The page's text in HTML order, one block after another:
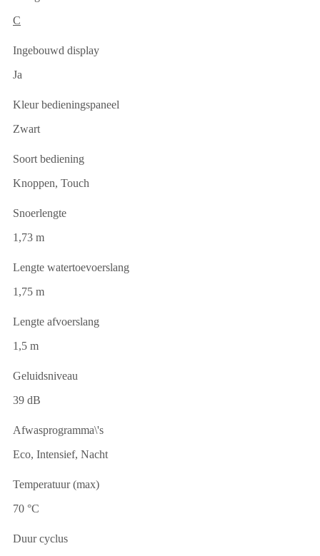
C
Ingebouwd display
Ja
Kleur bedieningspaneel
Zwart
Soort bediening
Knoppen, Touch
Snoerlengte
1,73 m
Lengte watertoevoerslang
1,75 m
Lengte afvoerslang
1,5 m
Geluidsniveau
39 dB
Afwasprogramma\'s
Eco, Intensief, Nacht
Temperatuur (max)
70 °C
Duur cyclus